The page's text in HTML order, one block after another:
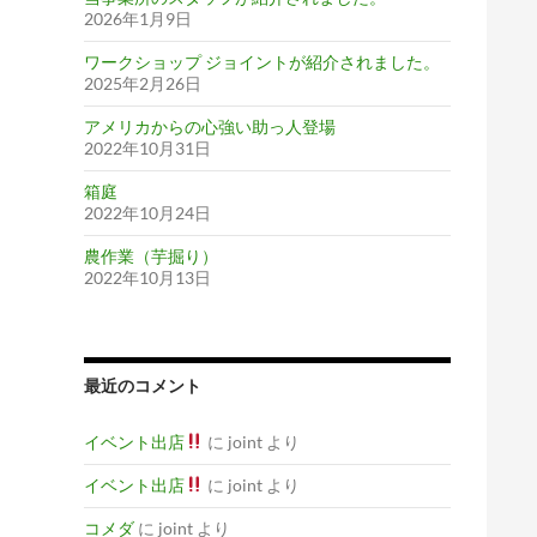
2026年1月9日
ワークショップ ジョイントが紹介されました。
2025年2月26日
アメリカからの心強い助っ人登場
2022年10月31日
箱庭
2022年10月24日
農作業（芋掘り）
2022年10月13日
最近のコメント
イベント出店 に jointより
イベント出店 に jointより
コメダ に joint より